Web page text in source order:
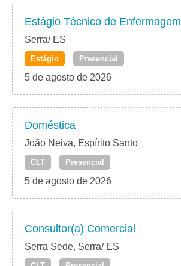
Estágio Técnico de Enfermagem
Serra/ ES
Estágio Presencial
5 de agosto de 2026
Doméstica
João Neiva, Espírito Santo
CLT Presencial
5 de agosto de 2026
Consultor(a) Comercial
Serra Sede, Serra/ ES